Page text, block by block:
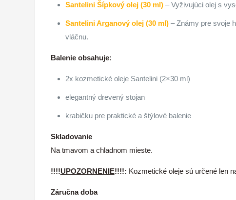
Santelini Šípkový olej (30 ml)– Vyživujúci olej s
Santelini Arganový olej (30 ml)– Známy pre svoje
vláčnu.
Balenie obsahuje:
2x kozmetické oleje Santelini (2×30 ml)
elegantný drevený stojan
krabičku pre praktické a štýlové balenie
Skladovanie
Na tmavom a chladnom mieste.
!!!!UPOZORNENIE!!!!: Kozmetické oleje sú určené len
Záručna doba